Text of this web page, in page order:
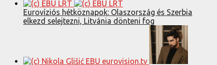
Eurovíziós hétköznapok: Olaszország és Szerbia
elkezd selejtezni, Litvánia dönteni fog